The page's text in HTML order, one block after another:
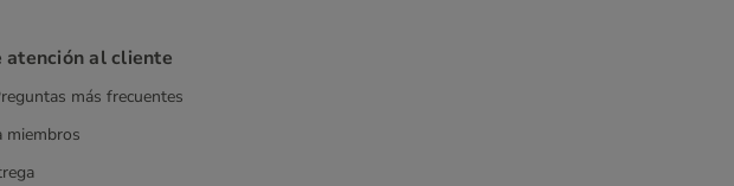
atención al cliente
más frecuentes
miembros